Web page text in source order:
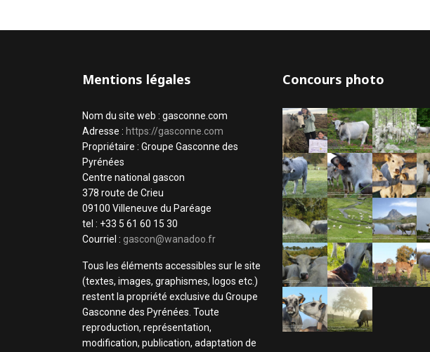
Mentions légales
Nom du site web : gasconne.com
Adresse : https://gasconne.com
Propriétaire : Groupe Gasconne des
Pyrénées
Centre national gascon
378 route de Crieu
09100 Villeneuve du Paréage
tel : +33 5 61 60 15 30
Courriel : gascon@wanadoo.fr
Tous les éléments accessibles sur le site
(textes, images, graphismes, logos etc.)
restent la propriété exclusive du Groupe
Gasconne des Pyrénées. Toute
reproduction, représentation,
modification, publication, adaptation de
Concours photo